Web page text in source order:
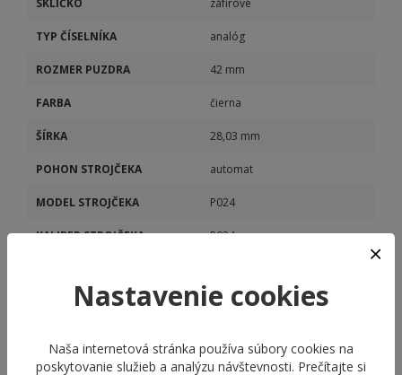
SKLÍČKO zafírové
TYP ČÍSELNÍKA analóg
ROZMER PUZDRA 42 mm
FARBA čierna
ŠÍRKA 28,03 mm
POHON STROJČEKA automat
MODEL STROJČEKA P024
KALIBER STROJČEKA P024
REZERVA CHODU Nie
Nastavenie cookies
Naša internetová stránka používa súbory cookies na
poskytovanie služieb a analýzu návštevnosti. Prečítajte si